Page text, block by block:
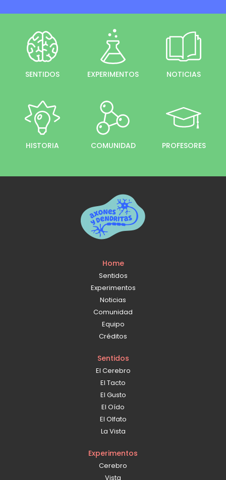
SENTIDOS EXPERIMENTOS NOTICIAS
HISTORIA COMUNIDAD PROFESORES
Home
Sentidos
Experimentos
Noticias
Comunidad
Equipo
Créditos
Sentidos
El Cerebro
El Tacto
El Gusto
El Oído
El Olfato
La Vista
Experimentos
Cerebro
Vista